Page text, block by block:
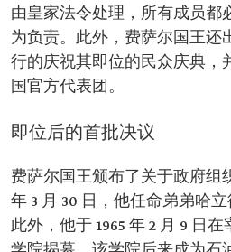
由皇家法令处理，所有成员都
为负责。此外，费萨尔国王还
行的庆祝其即位的民众庆典，
国官方代表团。
即位后的首批决议
费萨尔国王颁布了关于政府组
年 3 月 30 日，他任命弟弟哈
此外，他于 1965 年 2 月 9 日